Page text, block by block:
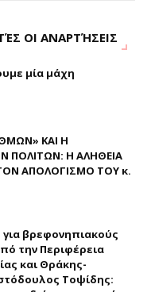
ΟΙ ΑΝΑΡΤΉΣΕΙΣ
μία μάχη
ΚΑΙ Η
ΠΟΛΙΤΩΝ: Η ΑΛΗΘΕΙΑ
ΑΠΟΛΟΓΙΣΜΟ ΤΟΥ κ.
βρεφονηπιακούς
την Περιφέρεια
και Θράκης-
Τοψίδης: